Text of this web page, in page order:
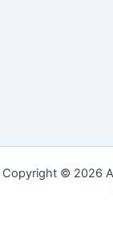
Copyright © 2026